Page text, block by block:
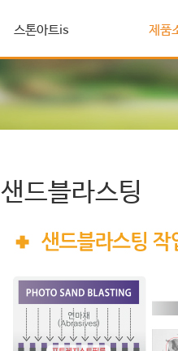
스톤아트is 제품
샌드블라스팅